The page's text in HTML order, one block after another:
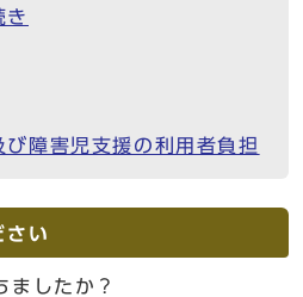
き
び障害児支援の利用者負担
さい
ましたか？